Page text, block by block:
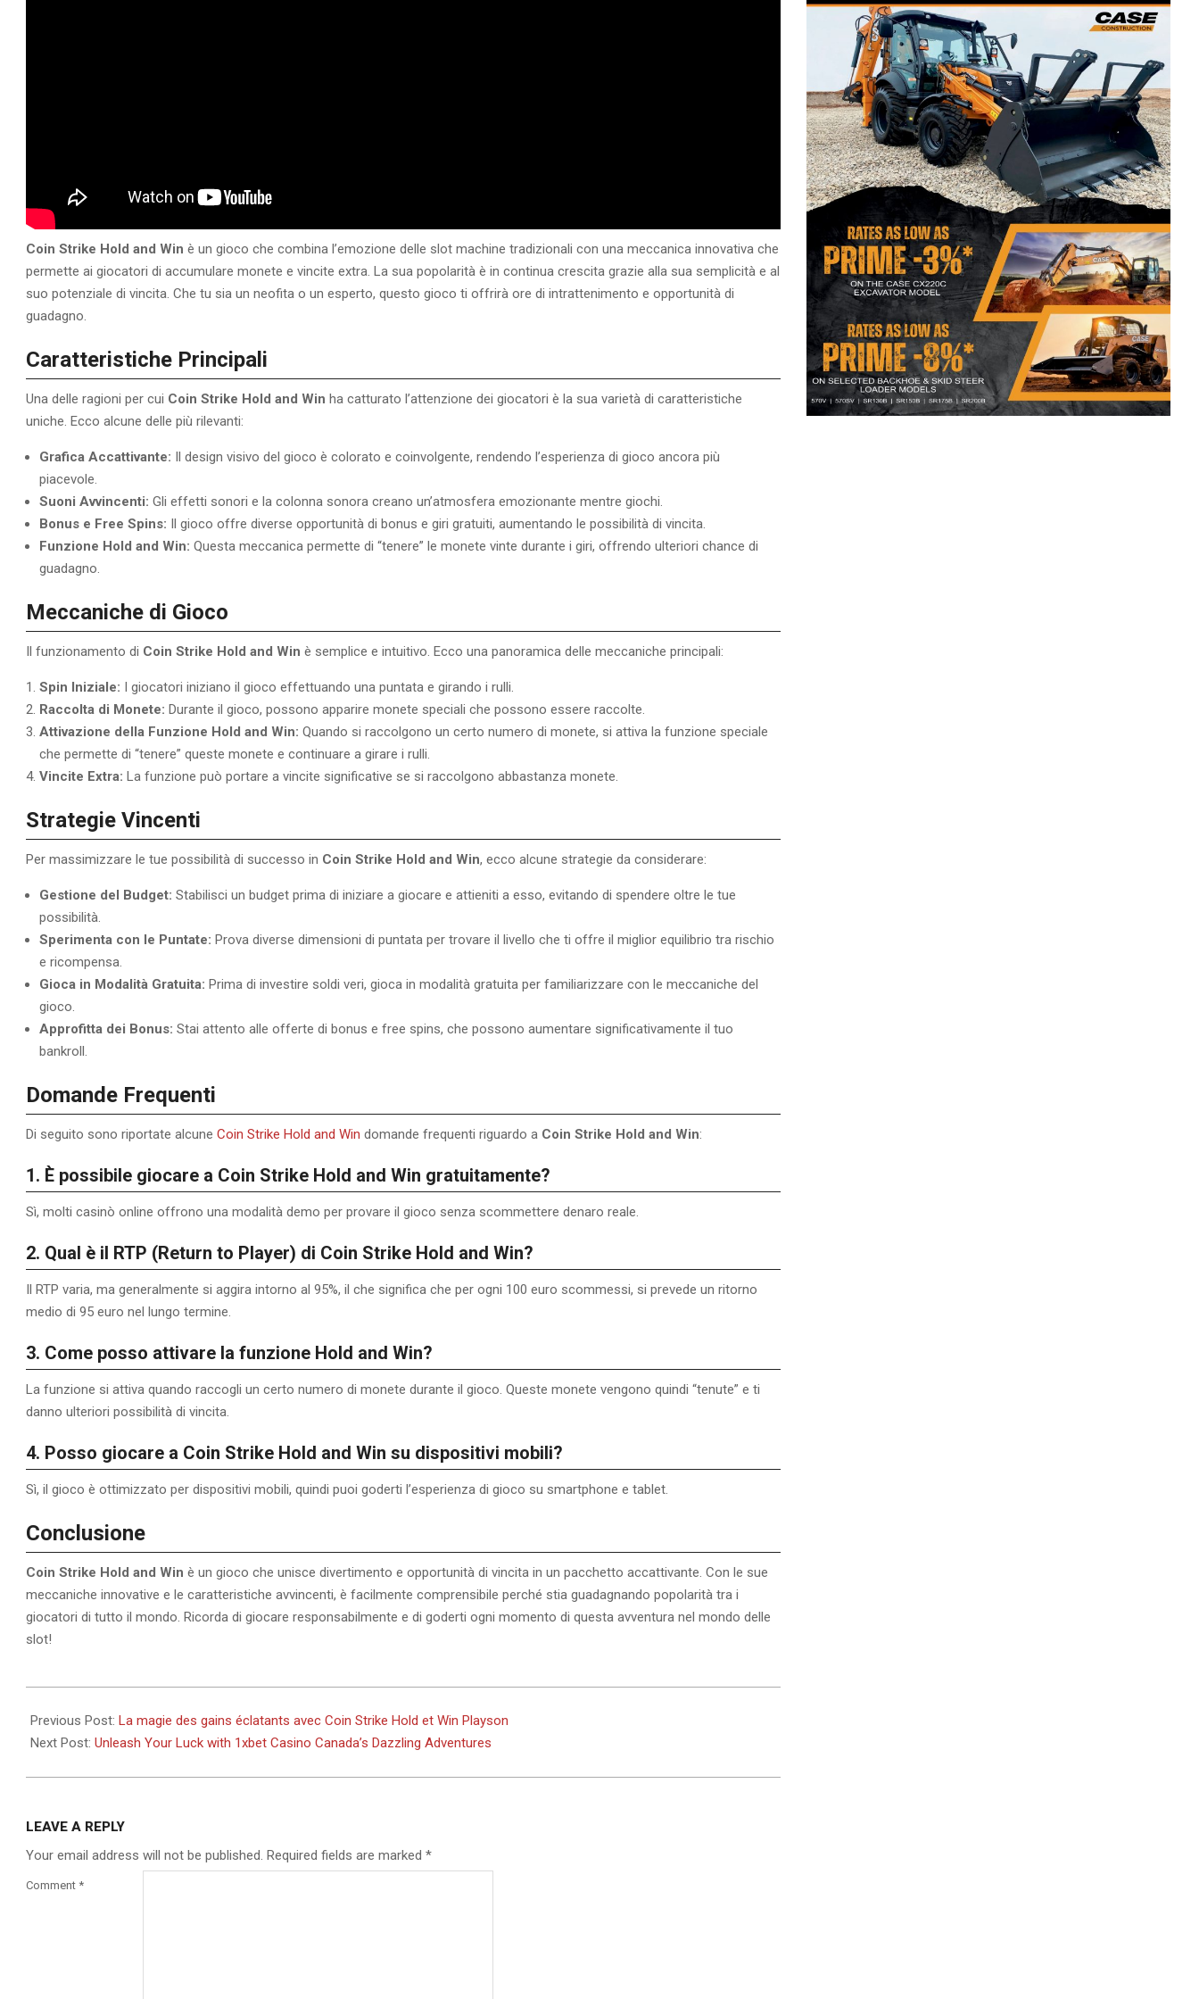
Coin Strike Hold and Win è un gioco che combina l’emozione delle slot machine tradizionali con una meccanica innovativa che
permette ai giocatori di accumulare monete e vincite extra. La sua popolarità è in continua crescita grazie alla sua semplicità e al
suo potenziale di vincita. Che tu sia un neofita o un esperto, questo gioco ti offrirà ore di intrattenimento e opportunità di
guadagno.
Caratteristiche Principali
Una delle ragioni per cui Coin Strike Hold and Win ha catturato l’attenzione dei giocatori è la sua varietà di caratteristiche
uniche. Ecco alcune delle più rilevanti:
Grafica Accattivante: Il design visivo del gioco è colorato e coinvolgente, rendendo l’esperienza di gioco ancora più
piacevole.
Suoni Avvincenti: Gli effetti sonori e la colonna sonora creano un’atmosfera emozionante mentre giochi.
Bonus e Free Spins: Il gioco offre diverse opportunità di bonus e giri gratuiti, aumentando le possibilità di vincita.
Funzione Hold and Win: Questa meccanica permette di “tenere” le monete vinte durante i giri, offrendo ulteriori chance di
guadagno.
Meccaniche di Gioco
Il funzionamento di Coin Strike Hold and Win è semplice e intuitivo. Ecco una panoramica delle meccaniche principali:
Spin Iniziale: I giocatori iniziano il gioco effettuando una puntata e girando i rulli.
Raccolta di Monete: Durante il gioco, possono apparire monete speciali che possono essere raccolte.
Attivazione della Funzione Hold and Win: Quando si raccolgono un certo numero di monete, si attiva la funzione speciale
che permette di “tenere” queste monete e continuare a girare i rulli.
Vincite Extra: La funzione può portare a vincite significative se si raccolgono abbastanza monete.
Strategie Vincenti
Per massimizzare le tue possibilità di successo in Coin Strike Hold and Win, ecco alcune strategie da considerare:
Gestione del Budget: Stabilisci un budget prima di iniziare a giocare e attieniti a esso, evitando di spendere oltre le tue
possibilità.
Sperimenta con le Puntate: Prova diverse dimensioni di puntata per trovare il livello che ti offre il miglior equilibrio tra rischio
e ricompensa.
Gioca in Modalità Gratuita: Prima di investire soldi veri, gioca in modalità gratuita per familiarizzare con le meccaniche del
gioco.
Approfitta dei Bonus: Stai attento alle offerte di bonus e free spins, che possono aumentare significativamente il tuo
bankroll.
Domande Frequenti
Di seguito sono riportate alcune Coin Strike Hold and Win domande frequenti riguardo a Coin Strike Hold and Win:
1. È possibile giocare a Coin Strike Hold and Win gratuitamente?
Sì, molti casinò online offrono una modalità demo per provare il gioco senza scommettere denaro reale.
2. Qual è il RTP (Return to Player) di Coin Strike Hold and Win?
Il RTP varia, ma generalmente si aggira intorno al 95%, il che significa che per ogni 100 euro scommessi, si prevede un ritorno
medio di 95 euro nel lungo termine.
3. Come posso attivare la funzione Hold and Win?
La funzione si attiva quando raccogli un certo numero di monete durante il gioco. Queste monete vengono quindi “tenute” e ti
danno ulteriori possibilità di vincita.
4. Posso giocare a Coin Strike Hold and Win su dispositivi mobili?
Sì, il gioco è ottimizzato per dispositivi mobili, quindi puoi goderti l’esperienza di gioco su smartphone e tablet.
Conclusione
Coin Strike Hold and Win è un gioco che unisce divertimento e opportunità di vincita in un pacchetto accattivante. Con le sue
meccaniche innovative e le caratteristiche avvincenti, è facilmente comprensibile perché stia guadagnando popolarità tra i
giocatori di tutto il mondo. Ricorda di giocare responsabilmente e di goderti ogni momento di questa avventura nel mondo delle
slot!
03-
08
Previous Post: La magie des gains éclatants avec Coin Strike Hold et Win Playson
Next Post: Unleash Your Luck with 1xbet Casino Canada’s Dazzling Adventures
LEAVE A REPLY
Your email address will not be published. Required fields are marked *
Comment *